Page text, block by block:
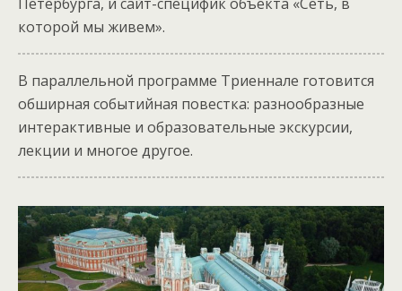
которой мы живем».
В параллельной программе Триеннале готовится
обширная событийная повестка: разнообразные
интерактивные и образовательные экскурсии,
лекции и многое другое.